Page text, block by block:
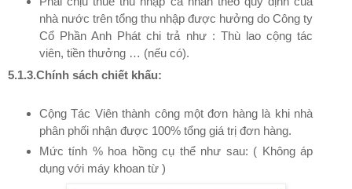
nhà nước trên tổng thu nhập được hưởng do Công ty
Cổ Phần Anh Phát chi trả như : Thù lao cộng tác
viên, tiền thưởng … (nếu có).
5.1.3.Chính sách chiết khấu:
Cộng Tác Viên thành công một đơn hàng là khi nhà
phân phối nhận được 100% tổng giá trị đơn hàng.
Mức tính % hoa hồng cụ thể như sau: ( Không áp
dụng với máy khoan từ )